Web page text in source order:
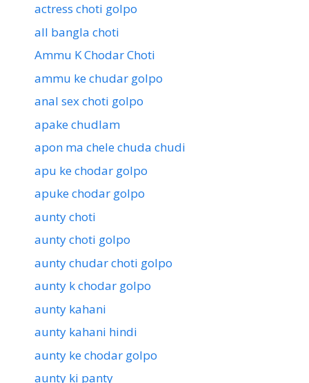
actress choti golpo
all bangla choti
Ammu K Chodar Choti
ammu ke chudar golpo
anal sex choti golpo
apake chudlam
apon ma chele chuda chudi
apu ke chodar golpo
apuke chodar golpo
aunty choti
aunty choti golpo
aunty chudar choti golpo
aunty k chodar golpo
aunty kahani
aunty kahani hindi
aunty ke chodar golpo
aunty ki panty